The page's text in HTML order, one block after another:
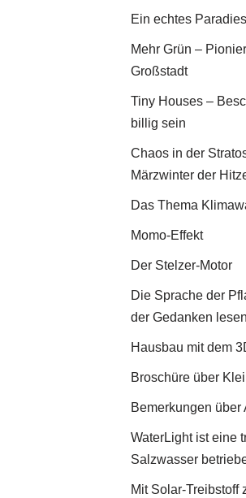
Ein echtes
Mehr Grün –
Großstadt
Tiny Houses –
billig sein
Chaos in der
Märzwinter der
Das Thema
Momo-Effekt
Der Stelzer-Motor
Die Sprache der
der Gedanken
Hausbau mit dem
Broschüre über
Bemerkungen über
WaterLight ist eine
Salzwasser
Mit Solar-Treibstoff